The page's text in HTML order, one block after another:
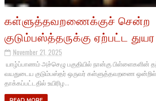
கள்ளுத்தவறணைக்குச் சென்ற
குடும்பஸ்த்தருக்கு ஏற்பட்ட
November 21, 2025
யாழ்ப்பாணம் அச்செழு பகுதியில் நான்கு பிள்ளைகளின்
வயதுடைய குடும்பஸ்தர் ஒருவர் கள்ளுத்தவறணை
தாக்கப்பட்டதில் உயிரிழ...